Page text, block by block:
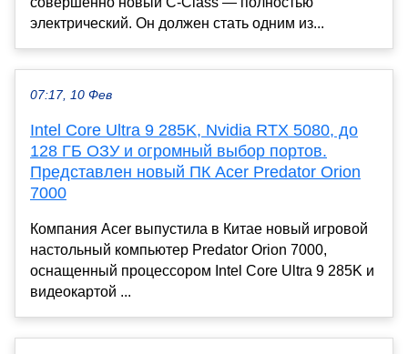
электрический. Он должен стать одним из...
07:17, 10 Фев
Intel Core Ultra 9 285K, Nvidia RTX 5080, до
128 ГБ ОЗУ и огромный выбор портов.
Представлен новый ПК Acer Predator Orion
7000
Компания Acer выпустила в Китае новый игровой
настольный компьютер Predator Orion 7000,
оснащенный процессором Intel Core Ultra 9 285K и
видеокартой ...